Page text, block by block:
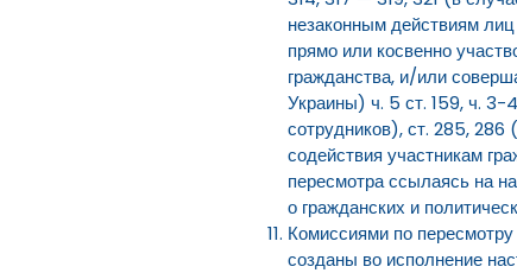
незаконным действиям
прямо или косвенно
гражданства, и/или
Украины) ч. 5 ст. 159, ч. 3-
сотрудников), ст. 285, 286
содействия участникам
пересмотра ссылаясь на
о гражданских и
Комиссиями по
созданы во исполнение